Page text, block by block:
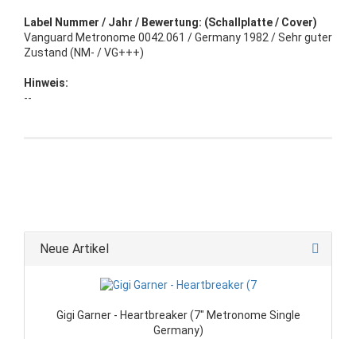
Label Nummer / Jahr / Bewertung: (Schallplatte / Cover)
Vanguard Metronome 0042.061 / Germany 1982 / Sehr guter
Zustand (NM- / VG+++)
Hinweis:
--
Neue Artikel
Gigi Garner - Heartbreaker (7" Metronome Single
Germany)